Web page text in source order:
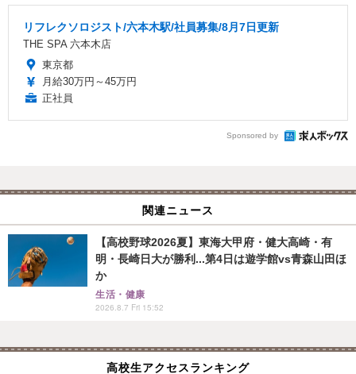
リフレクソロジスト/六本木駅/社員募集/8月7日更新
THE SPA 六本木店
東京都
月給30万円～45万円
正社員
Sponsored by
関連ニュース
【高校野球2026夏】東海大甲府・健大高崎・有
明・長崎日大が勝利...第4日は遊学館vs青森山田ほ
か
生活・健康
2026.8.7 Fri 15:52
高校生アクセスランキング